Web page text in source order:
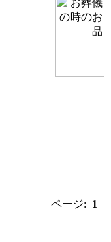
ページ: 1